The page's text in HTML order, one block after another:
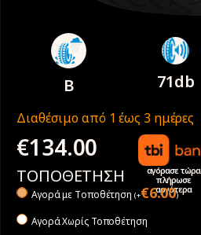
B 71db
Διαθέσιμο από 1 έως 3 ημέρες
€134.00
αγόρασε τώρα
πλήρωσε
αργότερα
ΤΟΠΟΘΕΤΗΣΗ
Αγορά με Tοποθέτηση (+€6.00)
Αγορά Χωρίς Τοποθέτηση